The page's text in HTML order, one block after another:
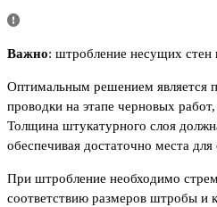
Важно: штробление несущих стен
Оптимальным решением является
проводки на этапе черновых
Толщина штукатурного слоя
обеспечивая достаточно места
При штробление необходимо
соответствию размеров штробы и